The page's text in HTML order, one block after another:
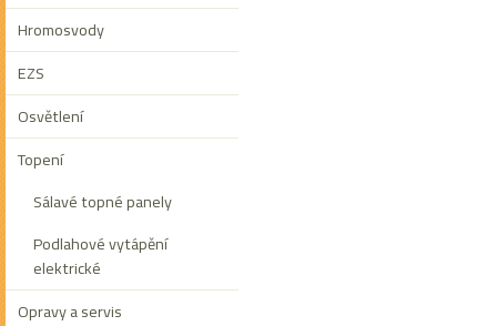
Hromosvody
EZS
Osvětlení
Topení
Sálavé topné panely
Podlahové vytápění
elektrické
Opravy a servis